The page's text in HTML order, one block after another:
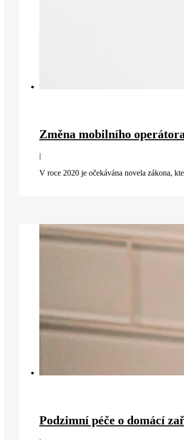
Změna mobilního
|
V roce 2020 je očekávána novela zákona,
Podzimní péče o domácí